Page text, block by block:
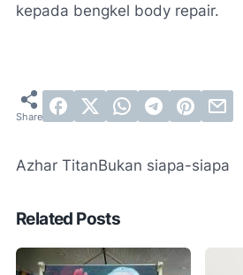
kepada bengkel body repair.
Azhar TitanBukan siapa-siapa
Related Posts